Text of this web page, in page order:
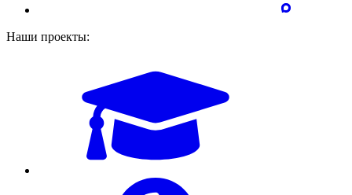
Наши проекты: